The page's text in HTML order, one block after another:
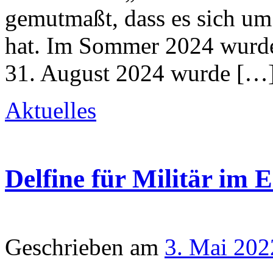
gemutmaßt, dass es sich
hat. Im Sommer 2024
31. August 2024 wurde
Aktuelles
Delfine für Militär im
Geschrieben am 3. Mai